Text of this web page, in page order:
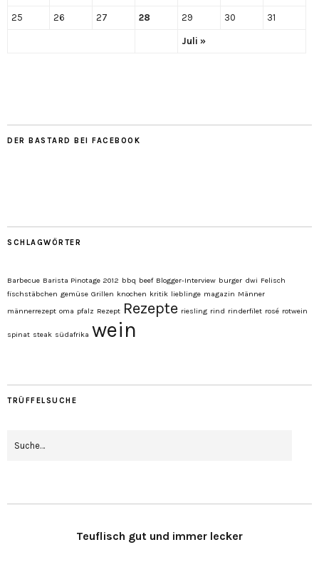
Juli »
25 26 27 28 29 30 31
DER BASTARD BEI FACEBOOK
SCHLAGWÖRTER
Barbecue Barista Pinotage 2012 bbq beef Blogger-Interview burger dwi Felisch
fischstäbchen gemüse Grillen knochen kritik lieblinge magazin Männer
männerrezept oma pfalz Rezept Rezepte riesling rind rinderfilet rosé rotwein
spinat steak südafrika wein
TRÜFFELSUCHE
Teuflisch gut und immer lecker